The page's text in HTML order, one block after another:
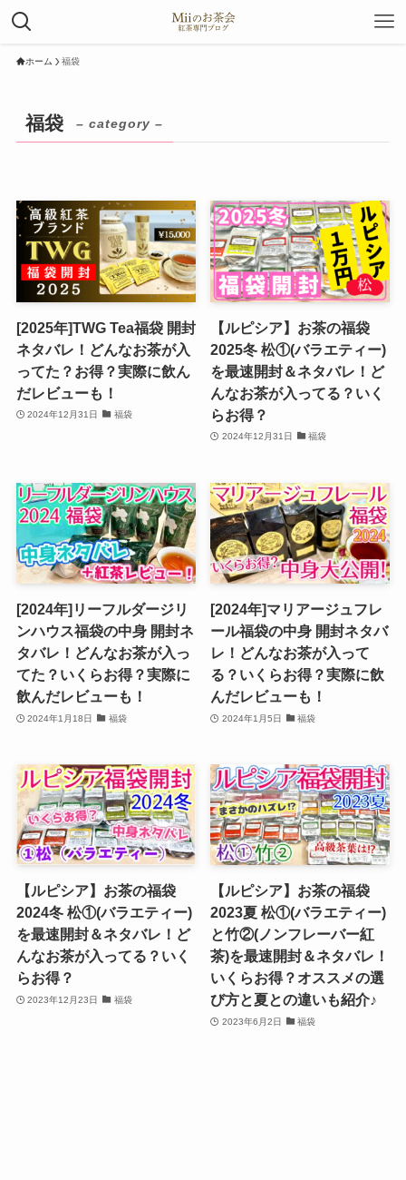
ホーム 福袋
福袋 – category –
[2025年]TWG Tea福袋 開封
ネタバレ！どんなお茶が入
ってた？お得？実際に飲ん
だレビューも！
2024年12月31日 福袋
【ルピシア】お茶の福袋
2025冬 松①(バラエティー)
を最速開封＆ネタバレ！ど
んなお茶が入ってる？いく
らお得？
2024年12月31日 福袋
[2024年]リーフルダージリ
ンハウス福袋の中身 開封ネ
タバレ！どんなお茶が入っ
てた？いくらお得？実際に
飲んだレビューも！
2024年1月18日 福袋
[2024年]マリアージュフレ
ール福袋の中身 開封ネタバ
レ！どんなお茶が入って
る？いくらお得？実際に飲
んだレビューも！
2024年1月5日 福袋
【ルピシア】お茶の福袋
2024冬 松①(バラエティー)
を最速開封＆ネタバレ！ど
んなお茶が入ってる？いく
らお得？
2023年12月23日 福袋
【ルピシア】お茶の福袋
2023夏 松①(バラエティー)
と竹②(ノンフレーバー紅
茶)を最速開封＆ネタバレ！
いくらお得？オススメの選
び方と夏との違いも紹介♪
2023年6月2日 福袋